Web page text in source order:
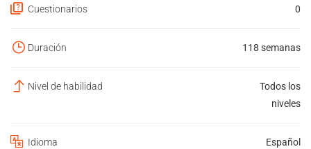
Cuestionarios 0
Duración 118 semanas
Nivel de habilidad
Todos los
niveles
Idioma Español